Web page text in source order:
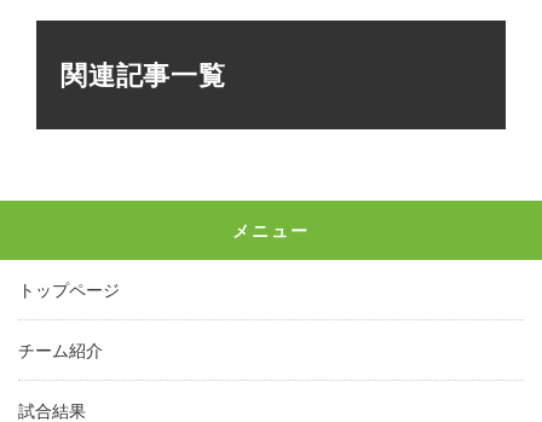
関連記事一覧
メニュー
トップページ
チーム紹介
試合結果